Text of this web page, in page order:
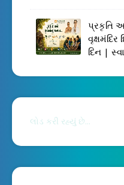
પ્રકૃતિ
દિન |
લોડ કરી રહ્યું છે...